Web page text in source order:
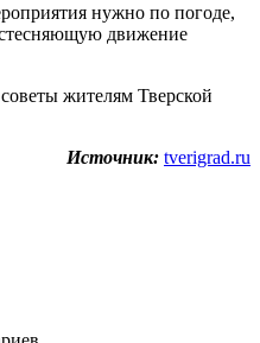
нужно по погоде,
движение
Источник: tverigrad.ru